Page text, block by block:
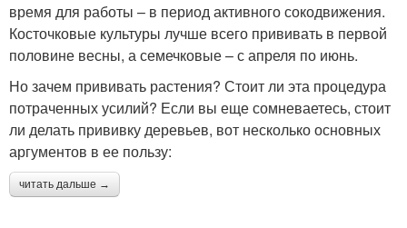
время для работы – в период активного сокодвижения.
Косточковые культуры лучше всего прививать в первой
половине весны, а семечковые – с апреля по июнь.
Но зачем прививать растения? Стоит ли эта процедура
потраченных усилий? Если вы еще сомневаетесь, стоит
ли делать прививку деревьев, вот несколько основных
аргументов в ее пользу:
читать дальше →